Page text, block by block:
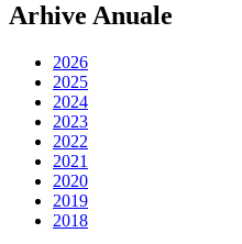
Arhive Anuale
2026
2025
2024
2023
2022
2021
2020
2019
2018